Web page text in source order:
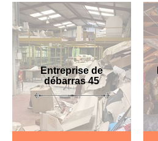
Entreprise de
débarras 45